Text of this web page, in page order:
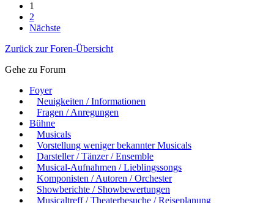
1
2
Nächste
Zurück zur Foren-Übersicht
Gehe zu Forum
Foyer
Neuigkeiten / Informationen
Fragen / Anregungen
Bühne
Musicals
Vorstellung weniger bekannter Musicals
Darsteller / Tänzer / Ensemble
Musical-Aufnahmen / Lieblingssongs
Komponisten / Autoren / Orchester
Showberichte / Showbewertungen
Musicaltreff / Theaterbesuche / Reiseplanung